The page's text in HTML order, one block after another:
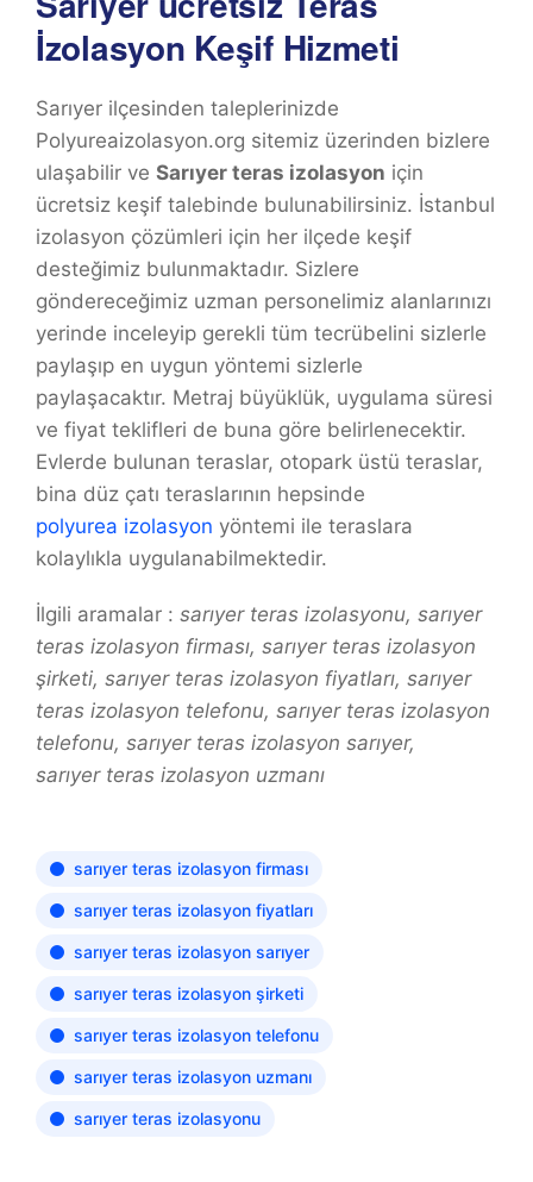
İzolasyon Keşif Hizmeti
Sarıyer ilçesinden taleplerinizde
Polyureaizolasyon.org sitemiz üzerinden bizlere
ulaşabilir ve Sarıyer teras izolasyon için
ücretsiz keşif talebinde bulunabilirsiniz. İstanbul
izolasyon çözümleri için her ilçede keşif
desteğimiz bulunmaktadır. Sizlere
göndereceğimiz uzman personelimiz alanlarınızı
yerinde inceleyip gerekli tüm tecrübelini sizlerle
paylaşıp en uygun yöntemi sizlerle
paylaşacaktır. Metraj büyüklük, uygulama süresi
ve fiyat teklifleri de buna göre belirlenecektir.
Evlerde bulunan teraslar, otopark üstü teraslar,
bina düz çatı teraslarının hepsinde
polyurea izolasyon yöntemi ile teraslara
kolaylıkla uygulanabilmektedir.
İlgili aramalar : sarıyer teras izolasyonu, sarıyer
teras izolasyon firması, sarıyer teras izolasyon
şirketi, sarıyer teras izolasyon fiyatları, sarıyer
teras izolasyon telefonu, sarıyer teras izolasyon
telefonu, sarıyer teras izolasyon sarıyer,
sarıyer teras izolasyon uzmanı
sarıyer teras izolasyon firması
sarıyer teras izolasyon fiyatları
sarıyer teras izolasyon sarıyer
sarıyer teras izolasyon şirketi
sarıyer teras izolasyon telefonu
sarıyer teras izolasyon uzmanı
sarıyer teras izolasyonu